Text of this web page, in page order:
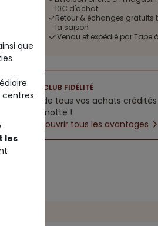
10€ d'achat
Retour & échanges gratuits
la saison
Vendu et expédié par Tape
CLUB FIDÉLITÉ
5% de tous vos achats
cagnotte !
Découvrir tous les avantages
que
les